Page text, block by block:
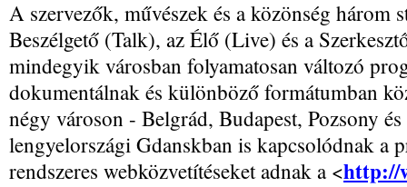
A szervezők, művészek és a közönség
Beszélgető (Talk), az Élő (Live) és a
mindegyik városban folyamatosan változó
dokumentálnak és különböző formátumban
négy városon - Belgrád, Budapest, Pozsony
lengyelországi Gdanskban is kapcsolódnak a
rendszeres webközvetítéseket adnak a <http://